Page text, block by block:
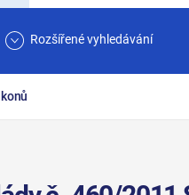
Rozšířené vyhledávání